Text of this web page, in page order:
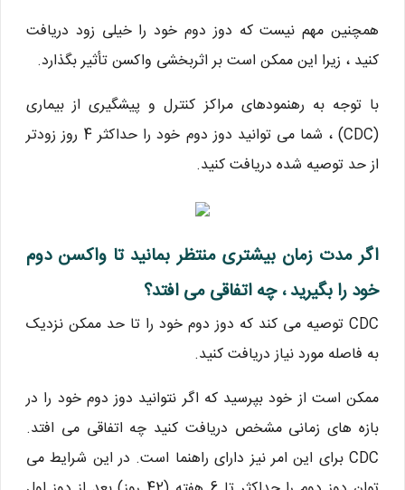
همچنین مهم نیست که دوز دوم خود را خیلی زود دریافت
کنید ، زیرا این ممکن است بر اثربخشی واکسن تأثیر بگذارد.
با توجه به رهنمودهای مراکز کنترل و پیشگیری از بیماری
(CDC) ، شما می توانید دوز دوم خود را حداکثر 4 روز زودتر
از حد توصیه شده دریافت کنید.
اگر مدت زمان بیشتری منتظر بمانید تا واکسن دوم
خود را بگیرید ، چه اتفاقی می افتد؟
CDC توصیه می کند که دوز دوم خود را تا حد ممکن نزدیک
به فاصله مورد نیاز دریافت کنید.
ممکن است از خود بپرسید که اگر نتوانید دوز دوم خود را در
بازه های زمانی مشخص دریافت کنید چه اتفاقی می افتد.
CDC برای این امر نیز دارای راهنما است. در این شرایط می